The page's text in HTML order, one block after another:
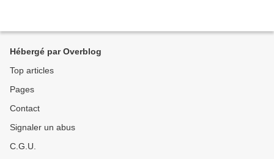
Hébergé par Overblog
Top articles
Pages
Contact
Signaler un abus
C.G.U.